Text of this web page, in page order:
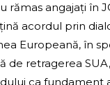
rămas angajați în
acordul prin
Europeană, în
de retragerea
ca fundament